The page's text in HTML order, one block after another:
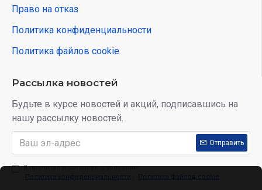
Право на отказ
Политика конфиденциальности
Политика файлов cookie
Рассылка новостей
Будьте в курсе новостей и акций, подписавшись на
нашу рассылку новостей.
Отправить
Я прочитал и согласен с условиям:
Политика конфиденциальности
Политика файлов cookie